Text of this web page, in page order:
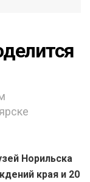
Норильска
края и 20